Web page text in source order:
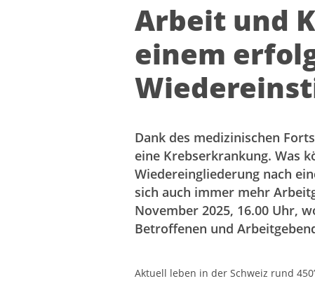
Arbeit und
einem
Dank des medizinischen
eine Krebserkrankung. Was
Wiedereingliederung nach
sich auch immer mehr
November 2025, 16.00 Uhr,
Betroffenen und
Aktuell leben in der Schweiz rund